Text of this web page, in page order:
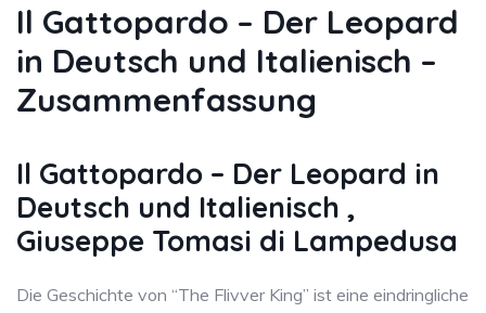
Il Gattopardo – Der Leopard
in Deutsch und Italienisch –
Zusammenfassung
Il Gattopardo – Der Leopard in
Deutsch und Italienisch ,
Giuseppe Tomasi di Lampedusa
Die Geschichte von “The Flivver King” ist eine eindringliche